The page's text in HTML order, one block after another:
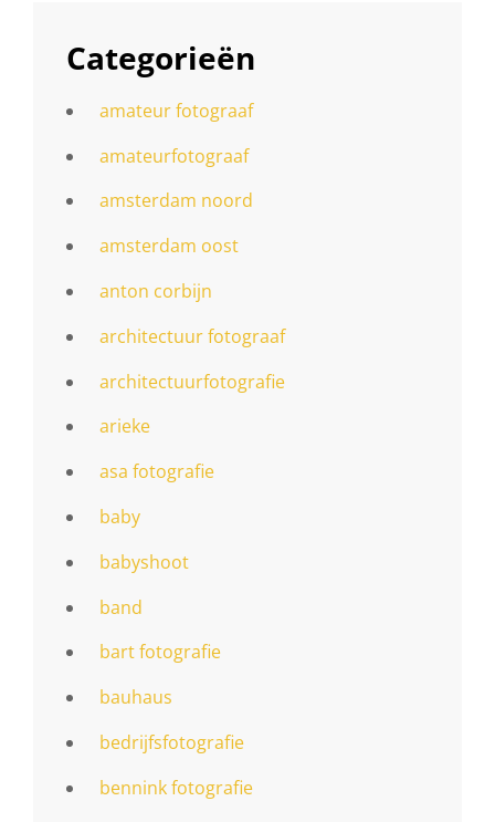
Categorieën
amateur fotograaf
amateurfotograaf
amsterdam noord
amsterdam oost
anton corbijn
architectuur fotograaf
architectuurfotografie
arieke
asa fotografie
baby
babyshoot
band
bart fotografie
bauhaus
bedrijfsfotografie
bennink fotografie